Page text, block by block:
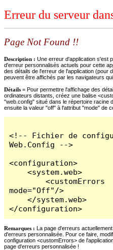
Erreur du serveur
Page Not Found !!
Description : Une erreur d'application s'est
d'erreur personnalisés actuels pour cette
des détails de l'erreur de l'application (pour
peuvent être affichés par les navigateurs
Détails = Pour permettre l'affichage des
ordinateurs distants, créez une balise
"web.config" situé dans le répertoire racine
ensuite la valeur "off" à l'attribut "mode" de
<!-- Fichier de
Web.Config -->
<configuration>
    <system.web>
        <customErrors
mode="Off"/>
    </system.web>
</configuration>
Remarques : La page d'erreurs
d'erreurs personnalisée. Pour ce faire,
configuration <customErrors> de
page d'erreurs personnalisée !